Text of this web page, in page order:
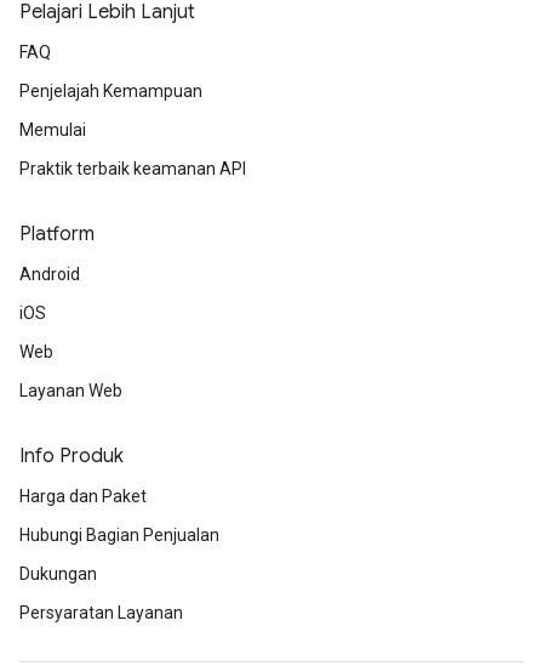
Pelajari Lebih Lanjut
FAQ
Penjelajah Kemampuan
Memulai
Praktik terbaik keamanan API
Platform
Android
iOS
Web
Layanan Web
Info Produk
Harga dan Paket
Hubungi Bagian Penjualan
Dukungan
Persyaratan Layanan